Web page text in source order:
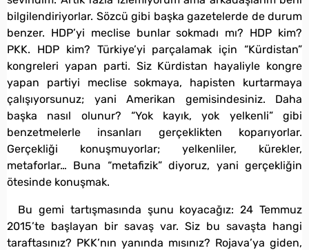
bilgilendiriyorlar. Sözcü gibi başka gazetelerde de durum
benzer. HDP’yi meclise bunlar sokmadı mı? HDP kim?
PKK. HDP kim? Türkiye’yi parçalamak için “Kürdistan”
kongreleri yapan parti. Siz Kürdistan hayaliyle kongre
yapan partiyi meclise sokmaya, hapisten kurtarmaya
çalışıyorsunuz; yani Amerikan gemisindesiniz. Daha
başka nasıl olunur? “Yok kayık, yok yelkenli” gibi
benzetmelerle insanları gerçeklikten koparıyorlar.
Gerçekliği konuşmuyorlar; yelkenliler, kürekler,
metaforlar… Buna “metafizik” diyoruz, yani gerçekliğin
ötesinde konuşmak.
Bu gemi tartışmasında şunu koyacağız: 24 Temmuz
2015’te başlayan bir savaş var. Siz bu savaşta hangi
taraftasınız? PKK’nın yanında mısınız? Rojava’ya giden,